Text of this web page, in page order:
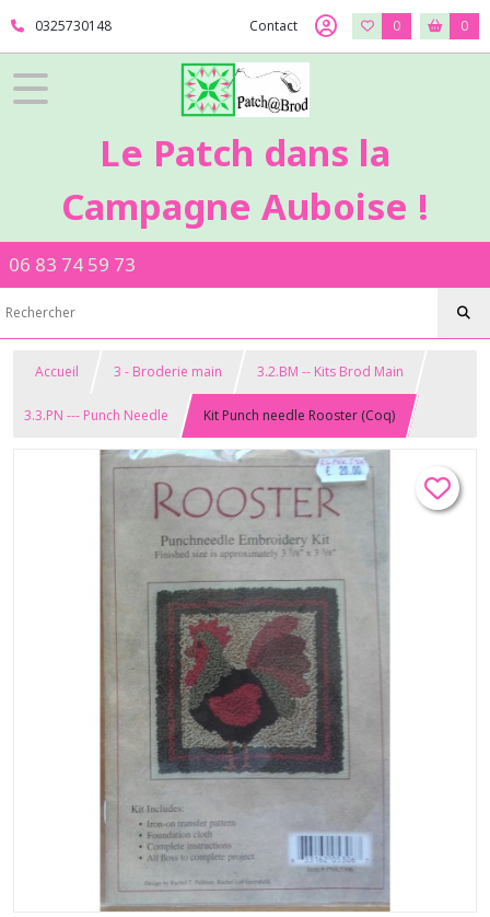
0325730148 Contact 0 0
Le Patch dans la
Campagne Auboise !
06 83 74 59 73
Accueil 3 - Broderie main 3.2.BM -- Kits Brod Main
3.3.PN --- Punch Needle Kit Punch needle Rooster (Coq)